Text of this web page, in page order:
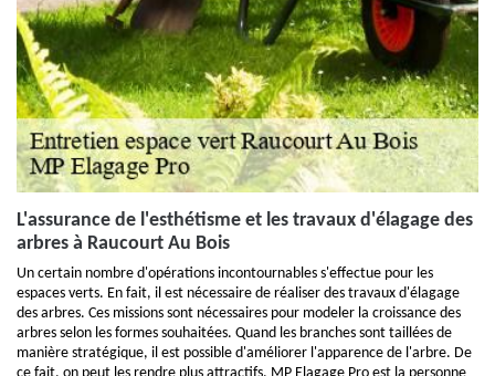
L'assurance de l'esthétisme et les travaux d'élagage des
arbres à Raucourt Au Bois
Un certain nombre d'opérations incontournables s'effectue pour les
espaces verts. En fait, il est nécessaire de réaliser des travaux d'élagage
des arbres. Ces missions sont nécessaires pour modeler la croissance des
arbres selon les formes souhaitées. Quand les branches sont taillées de
manière stratégique, il est possible d'améliorer l'apparence de l'arbre. De